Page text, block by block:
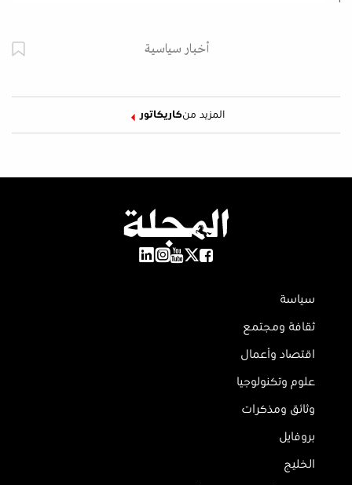
أخبار سياسية
المزيد منكاريكاتور
سياسة
ثقافة ومجتمع
اقتصاد وأعمال
علوم وتكنولوجيا
وثائق ومذكرات
بروفايل
الخليج